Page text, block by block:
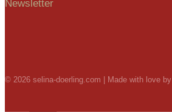
Newsletter
© 2026 selina-doerling.com | Made with love by